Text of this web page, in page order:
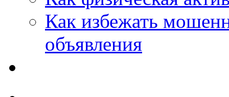
Как избежать
объявления